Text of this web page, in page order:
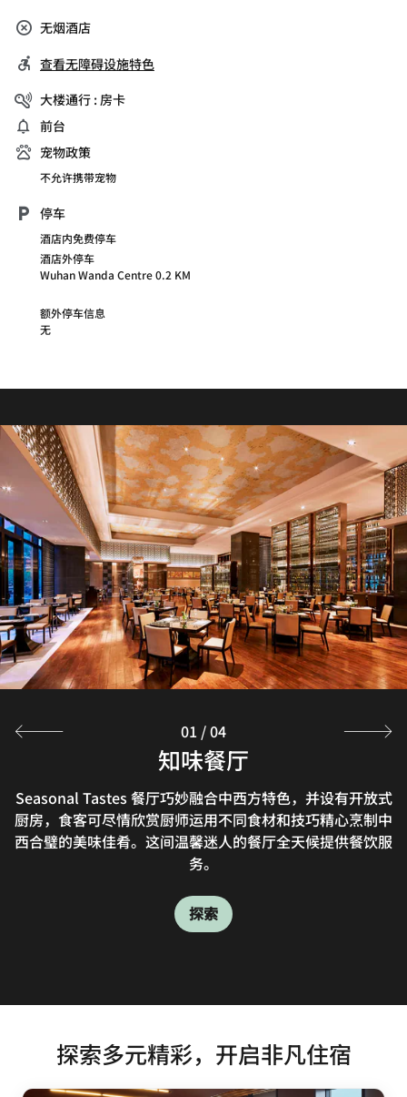
无烟酒店
查看无障碍设施特色
大楼通行 : 房卡
前台
宠物政策
不允许携带宠物
停车
酒店内免费停车
酒店外停车
Wuhan Wanda Centre 0.2 KM
额外停车信息
无
知味餐厅
Seasonal Tastes 餐厅巧妙融合中西方特色，并设有开放式
厨房，食客可尽情欣赏厨师运用不同食材和技巧精心烹制中
西合璧的美味佳肴。这间温馨迷人的餐厅全天候提供餐饮服
务。
探索
大堂酒廊
活力满满的大堂吧集酒吧和餐厅于一体，供应品种繁多的鸡
尾酒、下午茶烈酒、现煮咖啡和茶饮，还有各种风味小吃，
欢迎前来品尝。
探索
中国元素餐厅
武汉Zen5es餐厅供应地道楚味珍馐，包厢阳台坐拥优美江
景，是您举办商务晚宴的优选场地。
探索
临江96露台酒吧
江景微醺，与霓虹共舞
探索
01 /04
探索多元精彩，开启非凡住宿